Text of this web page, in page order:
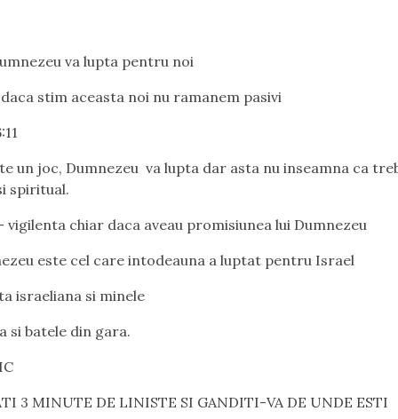
va lupta pentru noi
stim aceasta noi nu ramanem pasivi
un joc, Dumnezeu va lupta dar asta nu inseamna ca
spiritual.
vigilenta chiar daca aveau promisiunea lui Dumnezeu
este cel care intodeauna a luptat pentru Israel
israeliana si minele
si batele din gara.
3 MINUTE DE LINISTE SI GANDITI-VA DE UNDE ESTI